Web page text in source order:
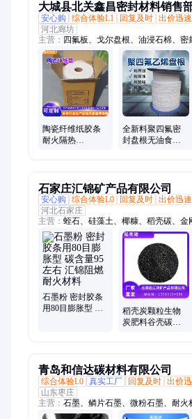
大城县北关鑫昌密封材料销售
安心购
综合体验L1 回复及时 出价迅速
河北廊坊
主营： 四氟板、戈尔盘根、油浸石棉、密
氟弹性带、泥状软填料、陶瓷纤维带、石
缆、高压石墨盘根、法兰滤网垫片、硅酸
火布、柔性石墨复合板
陶瓷纤维纸胶条
耐火隔热
全新料聚四氟密
封盘根无油食品
石家庄汇锦矿产品有限公司
安心购
综合体验L0 回复及时 出价迅速
河北石家庄
主营： 蛭石、硅藻土、椰糠、稻壳碳、金
石、火山石、重晶石、高岭土、白炭黑、
铁、重钙、沸石
石墨粉 密封胶条
用80目膨胀型 碳
稻壳炭颗粒生物
炭肥料谷壳碳多
青岛和信达碳材料有限公司
综合体验L0 真实工厂 回复及时 出价
山东枣庄
主营： 石墨、鳞片石墨、微粉石墨、耐火
墨粉、石墨乳、石墨纸